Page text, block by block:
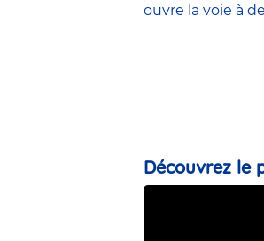
ouvre la voie à
Découvrez le